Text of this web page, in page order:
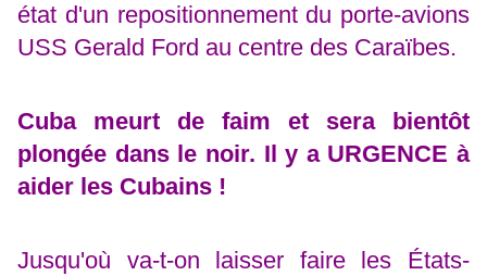
état d'un repositionnement du porte-avions
USS Gerald Ford au centre des Caraïbes.
Cuba meurt de faim et sera bientôt
plongée dans le noir. Il y a URGENCE à
aider les Cubains !
Jusqu'où va-t-on laisser faire les États-